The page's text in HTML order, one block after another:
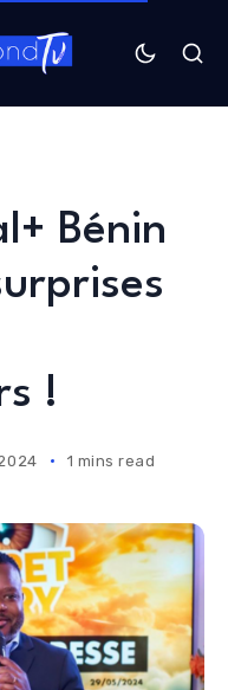
Bénin
!
1 mins read